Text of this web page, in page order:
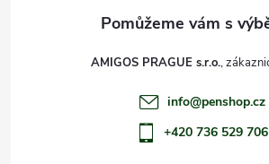
AMIGOS PRAGUE s.r.o.
info@penshop.cz
+420 736 529 706